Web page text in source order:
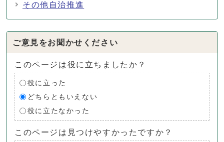
その他自治推進
ご意見をお聞かせください
このページは役に立ちましたか？
役に立った
どちらともいえない
役に立たなかった
このページは見つけやすかったですか？